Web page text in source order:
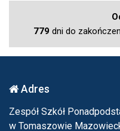
779 dni do
Adres
Zespół Szkół
w Tomaszowie